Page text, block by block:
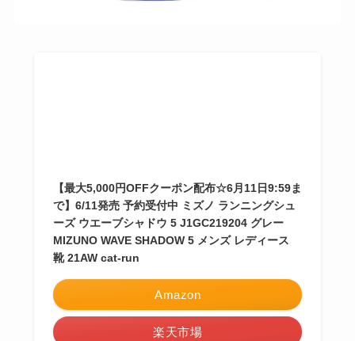
【最大5,000円OFFクーポン配布☆6月11日9:59ま
で】6/11発売 予約受付中 ミズノ ランニングシュ
ーズ ウエーブシャドウ 5 J1GC219204 グレー
MIZUNO WAVE SHADOW 5 メンズ レディース
靴 21AW cat-run
Amazon
楽天市場